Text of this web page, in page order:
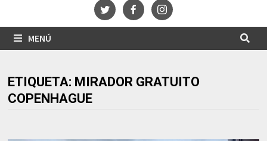
MENÚ
ETIQUETA: MIRADOR GRATUITO
COPENHAGUE